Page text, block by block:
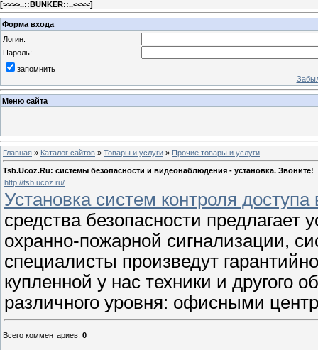
[>>>>..::BUNKER::..<<<<]
Форма входа
Логин:
Пароль:
запомнить
Меню сайта
Главная » Каталог сайтов » Товары и услуги » Прочие товары и услуги
Tsb.Ucoz.Ru: системы безопасности и видеонаблюдения - установка. Звоните!
http://tsb.ucoz.ru/
Установка систем контроля доступа
средства безопасности
охранно-пожарной сигнализации,
специалисты произведут
купленной у нас техники и другого
различного уровня: офисными
Всего комментариев: 0